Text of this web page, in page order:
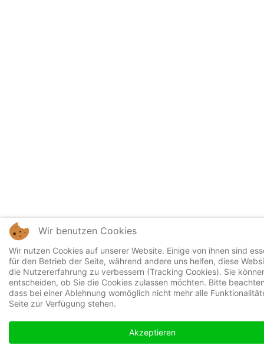
Wir benutzen Cookies
Wir nutzen Cookies auf unserer Website. Einige von ihnen sind
für den Betrieb der Seite, während andere uns helfen, diese
die Nutzererfahrung zu verbessern (Tracking Cookies). Sie
entscheiden, ob Sie die Cookies zulassen möchten. Bitte
dass bei einer Ablehnung womöglich nicht mehr alle
Seite zur Verfügung stehen.
Akzeptieren